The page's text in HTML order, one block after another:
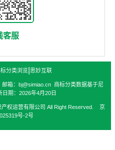
客服
分类浏览| 思妙互联
箱：bj@simiao.cn 商标分类数据基于尼
期：2026年4月20日
权运营有限公司 All Right Reserved. 京
号-2号